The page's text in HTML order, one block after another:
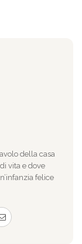
della casa
vita e dove
felice